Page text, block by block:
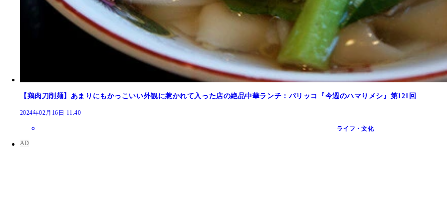
【鶏肉刀削麺】あまりにもかっこいい外観に惹かれて入った店の絶品中華ランチ：パリッコ『今週のハマりメシ』第121回
2024年02月16日 11:40
ライフ・文化